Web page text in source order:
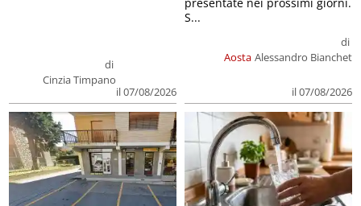
di
Cinzia Timpano
il 07/08/2026
Aosta
di
Alessandro Bianchet
il 07/08/2026
presentate nei prossimi giorni.
S...